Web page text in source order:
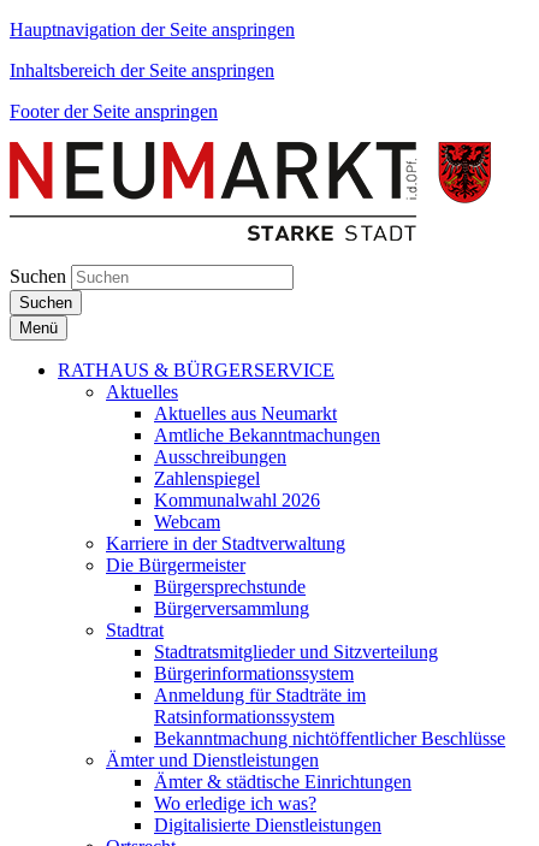
Hauptnavigation der Seite anspringen
Inhaltsbereich der Seite anspringen
Footer der Seite anspringen
Suchen
Suchen
Menü
RATHAUS & BÜRGERSERVICE
Aktuelles
Aktuelles aus Neumarkt
Amtliche Bekanntmachungen
Ausschreibungen
Zahlenspiegel
Kommunalwahl 2026
Webcam
Karriere in der Stadtverwaltung
Die Bürgermeister
Bürgersprechstunde
Bürgerversammlung
Stadtrat
Stadtratsmitglieder und Sitzverteilung
Bürgerinformationssystem
Anmeldung für Stadträte im
Ratsinformationssystem
Bekanntmachung nichtöffentlicher Beschlüsse
Ämter und Dienstleistungen
Ämter & städtische Einrichtungen
Wo erledige ich was?
Digitalisierte Dienstleistungen